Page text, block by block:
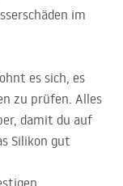
im
es sich, es
zu prüfen. Alles
damit du auf
Silikon gut